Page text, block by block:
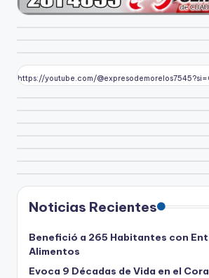
https://youtube.com/
Noticias Recientes
Benefició a 265 Habitantes con
Alimentos
Evoca 9 Décadas de Vida en el